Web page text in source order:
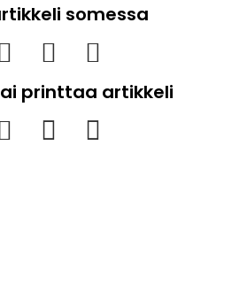
somessa
printtaa artikkeli